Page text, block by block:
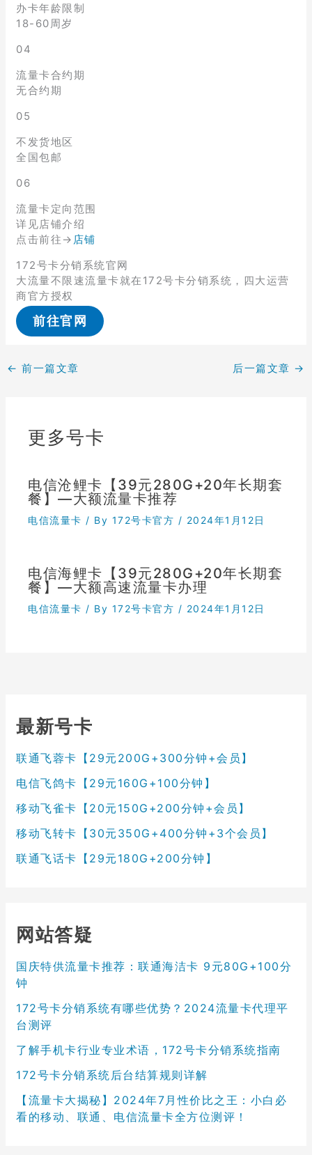
办卡年龄限制
18-60周岁
04
流量卡合约期
无合约期
05
不发货地区
全国包邮
06
流量卡定向范围
详见店铺介绍
点击前往→ 店铺
172号卡分销系统官网
大流量不限速流量卡就在172号卡分销系统，四大运营
商官方授权
前往官网
← 前一篇文章 后一篇文章 →
更多号卡
电信沧鲤卡【39元280G+20年长期套
餐】—大额流量卡推荐
电信流量卡 / By 172号卡官方 / 2024年1月12日
电信海鲤卡【39元280G+20年长期套
餐】—大额高速流量卡办理
电信流量卡 / By 172号卡官方 / 2024年1月12日
最新号卡
联通飞蓉卡【29元200G+300分钟+会员】
电信飞鸽卡【29元160G+100分钟】
移动飞雀卡【20元150G+200分钟+会员】
移动飞转卡【30元350G+400分钟+3个会员】
联通飞话卡【29元180G+200分钟】
网站答疑
国庆特供流量卡推荐：联通海洁卡 9元80G+100分
钟
172号卡分销系统有哪些优势？2024流量卡代理平
台测评
了解手机卡行业专业术语，172号卡分销系统指南
172号卡分销系统后台结算规则详解
【流量卡大揭秘】2024年7月性价比之王：小白必
看的移动、联通、电信流量卡全方位测评！